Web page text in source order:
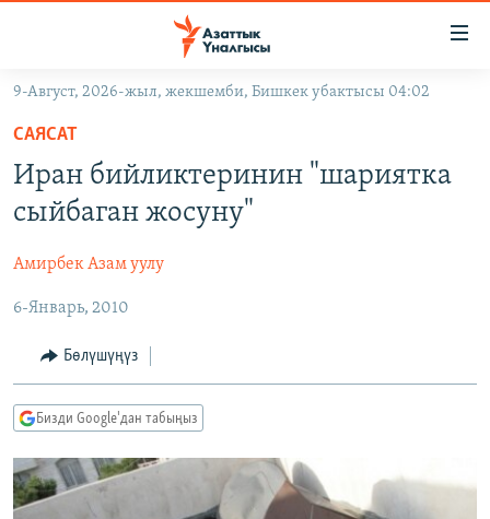
Навигацияга
өтүңүз
Издөөгө
салыңыз
КЫРГЫЗСТАН
КЫРГЫЗСТАН
ЭКОНОМИКА
МАДАНИЯТ
ДҮЙНӨ
БОРБОР АЗИЯ
АТАЙЫН ИЛИКТӨӨ
ТВ ПРОГРАММАЛАР
БҮГҮН АЗАТТЫКТА
БИЗ ЖАНА ДҮЙНӨ
ДАНИСТЕ
ЭЖЕ-СИҢДИЛЕР
ПОДКАСТ
ӨЗГӨЧӨ ПИКИР
ОНЛАЙН ШЕРИНЕ
9-Август, 2026-жыл, жекшемби, Бишкек убактысы 04:02
САЯСАТ
Иран бийликтеринин "шариятка
сыйбаган жосуну"
Амирбек Азам уулу
6-Январь, 2010
Бөлүшүңүз
Бизди Google'дан табыңыз